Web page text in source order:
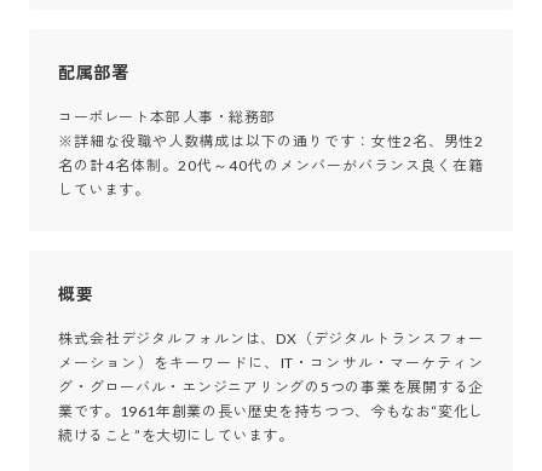
配属部署
コーポレート本部 人事・総務部
※詳細な役職や人数構成は以下の通りです：女性2名、男性2
名の計4名体制。20代～40代のメンバーがバランス良く在籍
しています。
概要
株式会社デジタルフォルンは、DX（デジタルトランスフォー
メーション）をキーワードに、IT・コンサル・マーケティン
グ・グローバル・エンジニアリングの5つの事業を展開する企
業です。1961年創業の長い歴史を持ちつつ、今もなお“変化し
続けること”を大切にしています。